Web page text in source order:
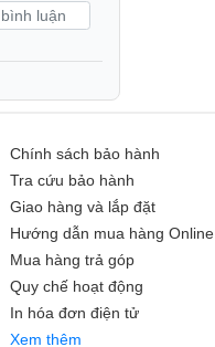
như
giúp
Chính sách bảo hành
Tra cứu bảo hành
Giao hàng và lắp đặt
Hướng dẫn mua hàng Online
Mua hàng trả góp
Quy chế hoạt động
In hóa đơn điện tử
Xem thêm